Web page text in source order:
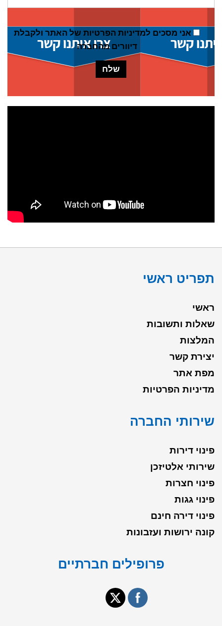
אני מסכים למדיניות הפרטיות של האתר ולקבלת
דיוורים מהחברה
תפריט ראשי
ראשי
שאלות ותשובות
המלצות
יצירת קשר
מפת אתר
מדיניות הפרטיות
שירותי החברה
פינוי דירות
שירותי אלטיזכן
פינוי חצרות
פינוי גגות
פינוי דירה חינם
קונה ירושות ועזבונות
פרופילים חברתיים